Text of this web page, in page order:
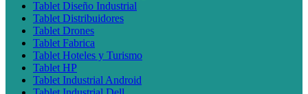
Tablet Diseño Industrial
Tablet Distribuidores
Tablet Drones
Tablet Fabrica
Tablet Hoteles y Turismo
Tablet HP
Tablet Industrial Android